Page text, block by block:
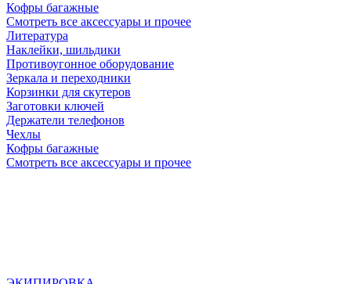
Кофры багажные
Смотреть все аксессуары и прочее
Литература
Наклейки, шильдики
Противоугонное оборудование
Зеркала и переходники
Корзинки для скутеров
Заготовки ключей
Держатели телефонов
Чехлы
Кофры багажные
Смотреть все аксессуары и прочее